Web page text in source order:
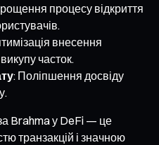
процесу відкриття
внесення
часток.
: Поліпшення досвіду
Brahma у DeFi — це
транзакцій і значною